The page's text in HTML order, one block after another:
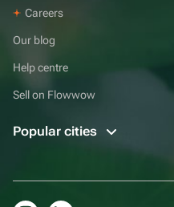
Careers
Our blog
Help centre
Sell on Flowwow
Popular cities